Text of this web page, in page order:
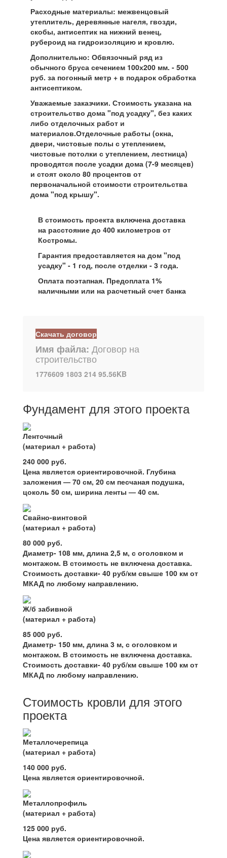
Расходные материалы: межвенцовый
утеплитель, деревянные нагеля, гвозди,
скобы, антисептик на нижний венец,
рубероид на гидроизоляцию и кровлю.
Дополнительно: Обвязочный ряд из
обычного бруса сечением 100х200 мм. - 500
руб. за погонный метр + в подарок обработка
антисептиком.
Уважаемые заказчики. Стоимость указана на
строительство дома "под усадку", без каких
либо отделочных работ и
материалов.Отделочные работы (окна,
двери, чистовые полы с утеплением,
чистовые потолки с утеплением, лестница)
проводятся после усадки дома (7-9 месяцев)
и стоят около 80 процентов от
первоначальной стоимости строительства
дома "под крышу".
В стоимость проекта включена доставка
на расстояние до 400 километров от
Костромы.
Гарантия предоставляется на дом "под
усадку" - 1 год, после отделки - 3 года.
Оплата поэтапная. Предоплата 1%
наличными или на расчетный счет банка
Скачать договор
Имя файла: Договор на
строительство
1776609 1803 214 95.56KB
Фундамент для этого проекта
Ленточный
(материал + работа)
240 000 руб.
Цена является ориентировочной. Глубина
заложения — 70 см, 20 см песчаная подушка,
цоколь 50 см, ширина ленты — 40 см.
Свайно-винтовой
(материал + работа)
80 000 руб.
Диаметр- 108 мм, длина 2,5 м, с оголовком и
монтажом. В стоимость не включена доставка.
Стоимость доставки- 40 руб/км свыше 100 км от
МКАД по любому направлению.
Ж/б забивной
(материал + работа)
85 000 руб.
Диаметр- 150 мм, длина 3 м, с оголовком и
монтажом. В стоимость не включена доставка.
Стоимость доставки- 40 руб/км свыше 100 км от
МКАД по любому направлению.
Стоимость кровли для этого
проекта
Металлочерепица
(материал + работа)
140 000 руб.
Цена является ориентировочной.
Металлопрофиль
(материал + работа)
125 000 руб.
Цена является ориентировочной.